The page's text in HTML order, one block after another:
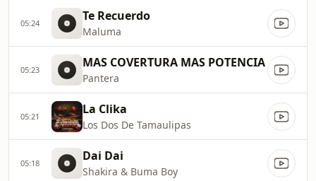
05:24 Te Recuerdo
Maluma
05:23 MAS COVERTURA MAS POTENCIA
Pantera
05:21 La Clika
Los Dos De Tamaulipas
05:18 Dai Dai
Shakira & Buma Boy